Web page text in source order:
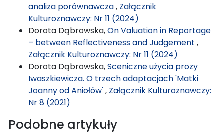
analiza porównawcza, Załącznik
Kulturoznawczy: Nr 11 (2024)
Dorota Dąbrowska,On Valuation in Reportage
– between Reflectiveness and Judgement ,
Załącznik Kulturoznawczy: Nr 11 (2024)
Dorota Dąbrowska,Sceniczne użycia prozy
Iwaszkiewicza. O trzech adaptacjach 'Matki
Joanny od Aniołów', Załącznik Kulturoznawczy:
Nr 8 (2021)
Podobne artykuły